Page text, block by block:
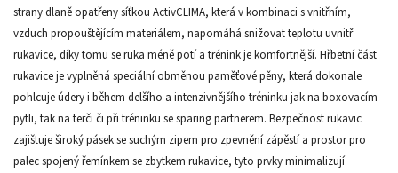
strany dlaně opatřeny síťkou ActivCLIMA, která v kombinaci s vnitřním,
vzduch propouštějícím materiálem, napomáhá snižovat teplotu uvnitř
rukavice, díky tomu se ruka méně potí a trénink je komfortnější. Hřbetní část
rukavice je vyplněná speciální obměnou paměťové pěny, která dokonale
pohlcuje údery i během delšího a intenzivnějšího tréninku jak na boxovacím
pytli, tak na terči či při tréninku se sparing partnerem. Bezpečnost rukavic
zajištuje široký pásek se suchým zipem pro zpevnění zápěstí a prostor pro
palec spojený řemínkem se zbytkem rukavice, tyto prvky minimalizují